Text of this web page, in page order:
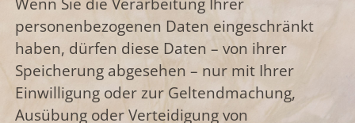
personenbezogenen Daten eingeschränkt
haben, dürfen diese Daten – von ihrer
Speicherung abgesehen – nur mit Ihrer
Einwilligung oder zur Geltendmachung,
Ausübung oder Verteidigung von